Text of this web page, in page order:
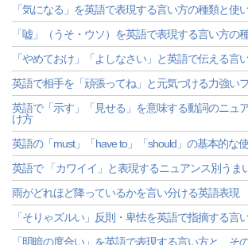
「気になる」を英語で表現する言い方の種類と使
「嘘」（うそ・ウソ）を英語で表現する言い方の
「やめておけ」「よしなさい」と英語で伝える言
英語で相手を「頑張ってね」と元気づける力強い
英語で「示す」「見せる」を意味する動詞のニュ
け方
英語の「must」「have to」「should」の基本的な
英語で 「カワイイ」と表現するニュアンス別うま
雨がどれほど降っているかを言い分ける英語表現
「そりゃズルい」反則・卑怯を英語で指摘する言
「明暗の度合い」を英語で表現する言い方と、そ